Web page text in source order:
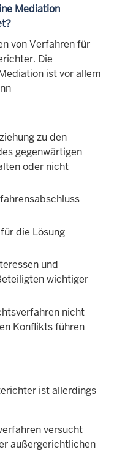
Mediation
von Verfahren für
Die
ist vor allem
zu den
gegenwärtigen
oder nicht
die Lösung
und
wichtiger
nicht
Konflikts führen
ist allerdings
versucht
außergerichtlichen